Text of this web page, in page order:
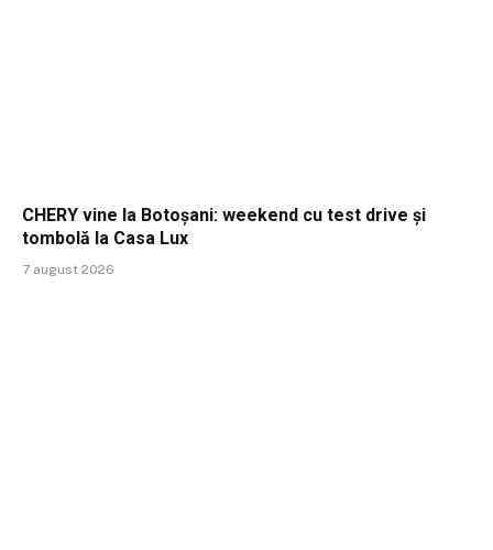
CHERY vine la Botoșani: weekend cu test drive și
tombolă la Casa Lux
7 august 2026